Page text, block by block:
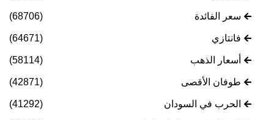
سعر الفائدة (68706)
فانتازي (64671)
أسعار الذهب (58114)
طوفان الأقصى (42871)
الحرب في السودان (41292)